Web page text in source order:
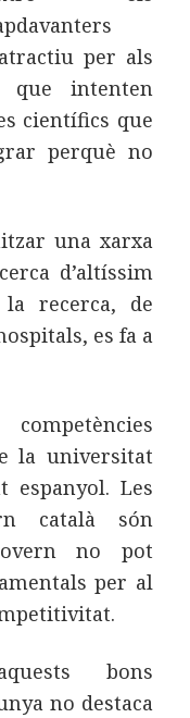
per als
que intenten
científics que
perquè no
una xarxa
d’altíssim
recerca, de
es fa a
la universitat
espanyol. Les
català són
no pot
per al
bons
no destaca